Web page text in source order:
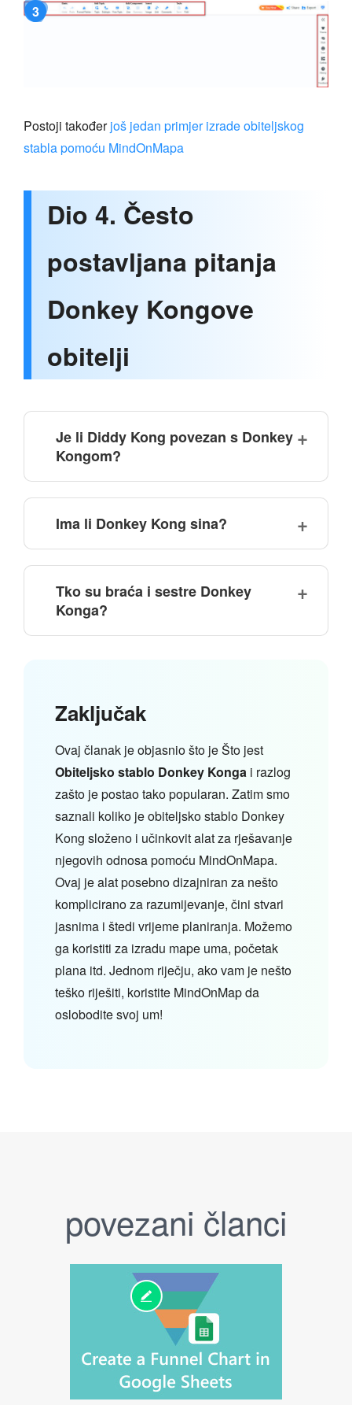
3
Postoji takođerjoš jedan primjer izrade obiteljskog
stabla pomoću MindOnMapa
Dio 4. Često
postavljana pitanja
Donkey Kongove
obitelji
Je li Diddy Kong povezan s Donkey
Kongom?
Ima li Donkey Kong sina?
Tko su braća i sestre Donkey
Konga?
Zaključak
Ovaj članak je objasnio što je Što jest
Obiteljsko stablo Donkey Konga i razlog
zašto je postao tako popularan. Zatim smo
saznali koliko je obiteljsko stablo Donkey
Kong složeno i učinkovit alat za rješavanje
njegovih odnosa pomoću MindOnMapa.
Ovaj je alat posebno dizajniran za nešto
komplicirano za razumijevanje, čini stvari
jasnima i štedi vrijeme planiranja. Možemo
ga koristiti za izradu mape uma, početak
plana itd. Jednom riječju, ako vam je nešto
teško riješiti, koristite MindOnMap da
oslobodite svoj um!
povezani članci